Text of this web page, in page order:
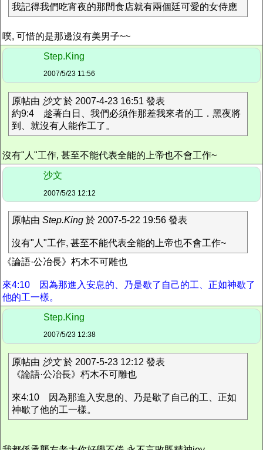
我記得我們吃宵夜的那間食店就有兩個廷可愛的女侍應
噗, 可惜的是那邊沒有美男子~~
Step.King
2007/5/23 11:56
原帖由 沙文於 2007-4-23 16:51 發表
約9:4 趁著白日、我們必須作那差我來者的工．黑夜將
到、就沒有人能作工了。
沒有"人"工作, 甚至不能代表全能的上帝也不會工作~
沙文
2007/5/23 12:12
原帖由 Step.King 於 2007-5-22 19:56 發表
沒有"人"工作, 甚至不能代表全能的上帝也不會工作~
《論語·公冶長》朽木不可雕也
來4:10 因為那進入安息的、乃是歇了自己的工、正如神歇了
他的工一樣。
Step.King
2007/5/23 12:38
原帖由 沙文於 2007-5-23 12:12 發表
《論語·公冶長》朽木不可雕也
來4:10 因為那進入安息的、乃是歇了自己的工、正如
神歇了他的工一樣。